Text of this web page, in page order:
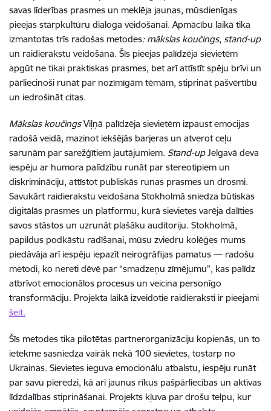
savas līderības prasmes un meklēja jaunas, mūsdienīgas
pieejas starpkultūru dialoga veidošanai. Apmācību laikā tika
izmantotas trīs radošas metodes: mākslas koučings, stand-up
un raidierakstu veidošana. Šīs pieejas palīdzēja sievietēm
apgūt ne tikai praktiskas prasmes, bet arī attīstīt spēju brīvi un
pārliecinoši runāt par nozīmīgām tēmām, stiprināt pašvērtību
un iedrošināt citas.
Mākslas koučingsViļņā palīdzēja sievietēm izpaust emocijas
radošā veidā, mazinot iekšējās barjeras un atverot ceļu
sarunām par sarežģītiem jautājumiem. Stand-upJelgavā deva
iespēju ar humora palīdzību runāt par stereotipiem un
diskrimināciju, attīstot publiskās runas prasmes un drosmi.
Savukārt raidierakstu veidošana Stokholmā sniedza būtiskas
digitālās prasmes un platformu, kurā sievietes varēja dalīties
savos stāstos un uzrunāt plašāku auditoriju. Stokholmā,
papildus podkāstu radīšanai, mūsu zviedru kolēģes mums
piedāvāja arī iespēju iepazīt neirogrāfijas pamatus — radošu
metodi, ko nereti dēvē par “smadzeņu zīmējumu”, kas palīdz
atbrīvot emocionālos procesus un veicina personīgo
transformāciju. Projekta laikā izveidotie raidieraksti ir pieejami
šeit.
Šīs metodes tika pilotētas partnerorganizāciju kopienās, un to
ietekme sasniedza vairāk nekā 100 sievietes, tostarp no
Ukrainas. Sievietes ieguva emocionālu atbalstu, iespēju runāt
par savu pieredzi, kā arī jaunus rīkus pašpārliecības un aktīvas
līdzdalības stiprināšanai. Projekts kļuva par drošu telpu, kur